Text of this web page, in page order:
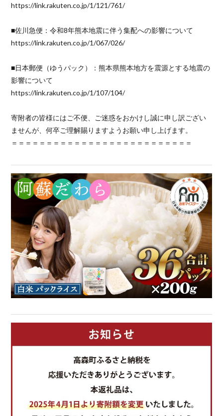
https://link.rakuten.co.jp/1/121/761/
■佐川急便：令和8年熊本地震に伴う集配への影響について
https://link.rakuten.co.jp/1/067/026/
■日本郵便（ゆうパック）：熊本県熊本地方を震源とする地震の
影響について
https://link.rakuten.co.jp/1/107/104/
寄附者の皆様にはご不便、ご迷惑をおかけし誠に申し訳ござい
ませんが、何卒ご理解賜りますようお願い申し上げます。
＝＝＝＝＝＝＝＝＝＝＝＝＝＝＝＝＝＝＝＝＝＝＝＝＝＝